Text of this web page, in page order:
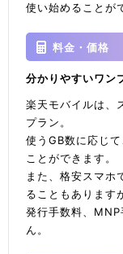
使い始めることが
料金・価格
分かりやすいワン
楽天モバイルは、
プラン。
使うGB数に応じ
ことができます。
また、格安スマホ
ることもあります
発行手数料、
ん。